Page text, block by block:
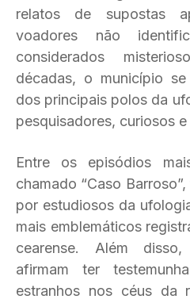
relatos de supostas
voadores não
considerados
décadas, o município
dos principais polos da
pesquisadores, curiosos
Entre os episódios
chamado “Caso
por estudiosos da
mais emblemáticos
cearense. Além
afirmam ter
estranhos nos céus da